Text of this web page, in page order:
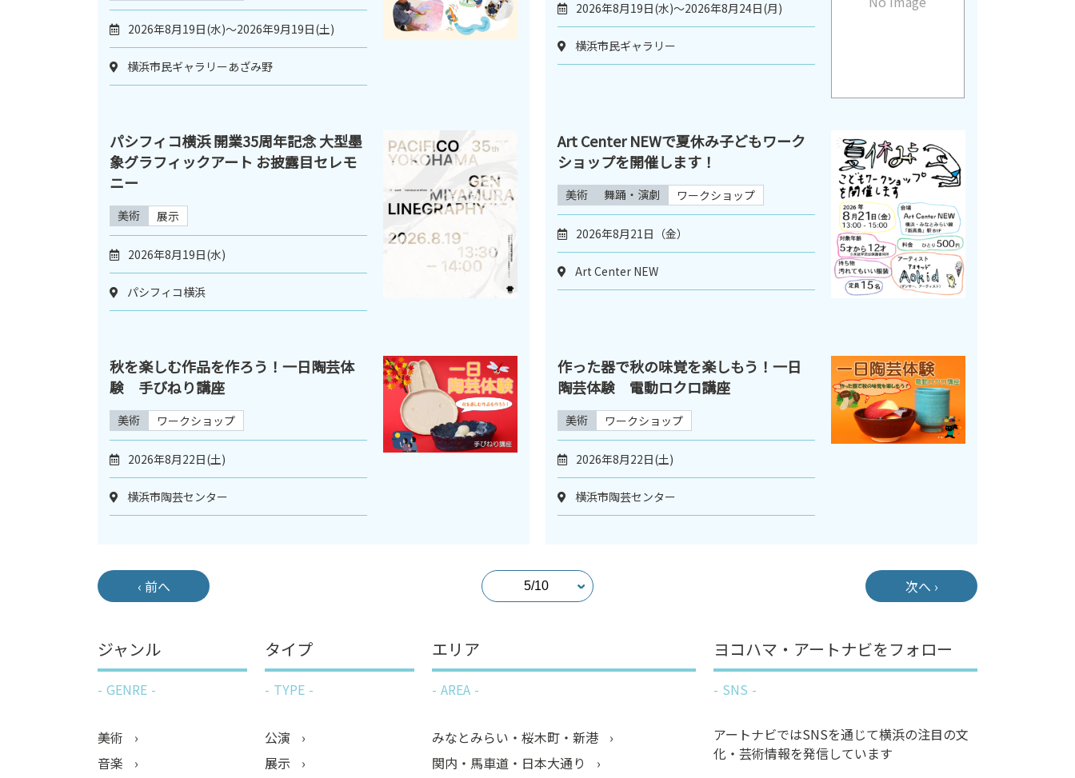
2026年8月19日(水)～2026年9月19日(土)
横浜市民ギャラリーあざみ野
2026年8月19日(水)～2026年8月24日(月)
横浜市民ギャラリー
パシフィコ横浜 開業35周年記念 大型墨
象グラフィックアート お披露目セレモ
ニー
美術 展示
2026年8月19日(水)
パシフィコ横浜
Art Center NEWで夏休み子どもワーク
ショップを開催します！
美術 舞踊・演劇 ワークショップ
2026年8月21日（金）
Art Center NEW
秋を楽しむ作品を作ろう！一日陶芸体
験 手びねり講座
美術 ワークショップ
2026年8月22日(土)
横浜市陶芸センター
作った器で秋の味覚を楽しもう！一日
陶芸体験 電動ロクロ講座
美術 ワークショップ
2026年8月22日(土)
横浜市陶芸センター
‹ 前へ 次へ ›
ジャンル
GENRE
美術
音楽
タイプ
TYPE
公演
展示
エリア
AREA
みなとみらい・桜木町・新港
関内・馬車道・日本大通り
ヨコハマ・アートナビをフォロー
SNS
アートナビではSNSを通じて横浜の注目の文
化・芸術情報を発信しています